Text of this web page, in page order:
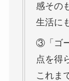
感その
生活に
③「ゴ
点を得
これま